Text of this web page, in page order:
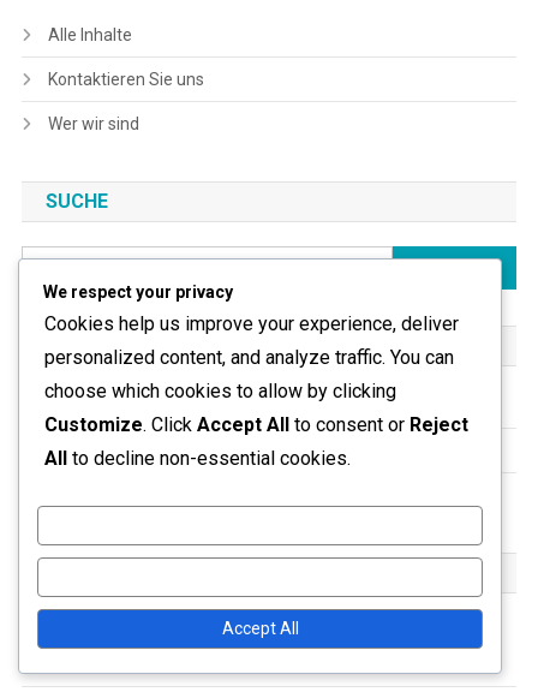
Alle Inhalte
Kontaktieren Sie uns
Wer wir sind
SUCHE
Search
KATEGORIEN
Twitch Drops Kampagnen
Escape From Tarkov Wipe-Event Preise: Integration mit
We respect your privacy
Cookies help us improve your experience, deliver
personalized content, and analyze traffic. You can
choose which cookies to allow by clicking
Customize. Click Accept All to consent or Reject
All to decline non-essential cookies.
Accept All